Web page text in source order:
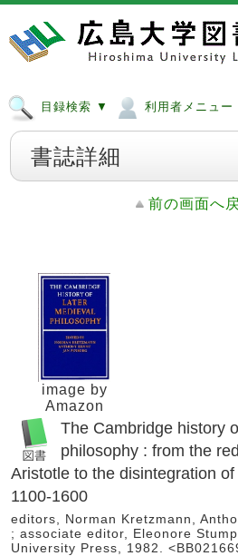
目録検索 ▼ 利用者メニュ
書誌詳細
前の画面へ
image by
Amazon
The Cambridge history
philosophy : from the
Aristotle to the disintegration
1100-1600
editors, Norman Kretzmann,
; associate editor, Eleonore
University Press, 1982.